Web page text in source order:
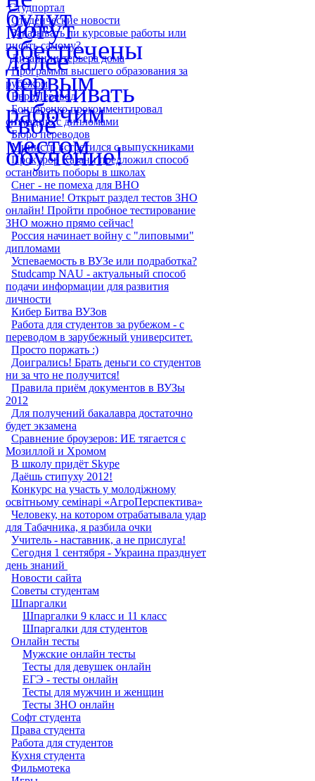
Студпортал
Студенческие новости
Заказывать ли курсовые работы или
писать самому?
Дизайн интерьера дома
Программы высшего образования за
рубежом
ЕвроПеревод
Бондаренко прокомментировал
ситуацию с дипломами
Бюро переводов
Министр встретился с выпускниками
Прокурор Казани предложил способ
остановить поборы в школах
Снег - не помеха для ВНО
Внимание! Открыт раздел тестов ЗНО
онлайн! Пройти пробное тестирование
ЗНО можно прямо сейчас!
Россия начинает войну с "липовыми"
дипломами
Успеваемость в ВУЗе или подработка?
Studcamp NAU - актуальный способ
подачи информации для развития
личности
Кибер Битва ВУЗов
Работа для студентов за рубежом - с
переводом в зарубежный университет.
Просто поржать :)
Доигрались! Брать деньги со студентов
ни за что не получится!
Правила приём документов в ВУЗы
2012
Для получений бакалавра достаточно
будет экзамена
Сравнение броузеров: ИЕ тягается с
Мозиллой и Хромом
В школу придёт Skype
Даёшь стипуху 2012!
Конкурс на участь у молодіжному
освітньому семінарі «АгроПерспектива»
Человеку, на котором отрабатывала удар
для Табачника, я разбила очки
Учитель - наставник, а не прислуга!
Сегодня 1 сентября - Украина празднует
день знаний ‎
Новости сайта
Советы студентам
Шпаргалки
Шпаргалки 9 класс и 11 класс
Шпаргалки для студентов
Онлайн тесты
Мужские онлайн тесты
Тесты для девушек онлайн
ЕГЭ - тесты онлайн
Тесты для мужчин и женщин
Тесты ЗНО онлайн
Софт студента
Права студента
Работа для студентов
Кухня студента
Фильмотека